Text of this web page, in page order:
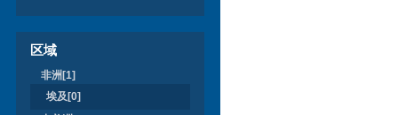
区域
非洲[1]
埃及[0]